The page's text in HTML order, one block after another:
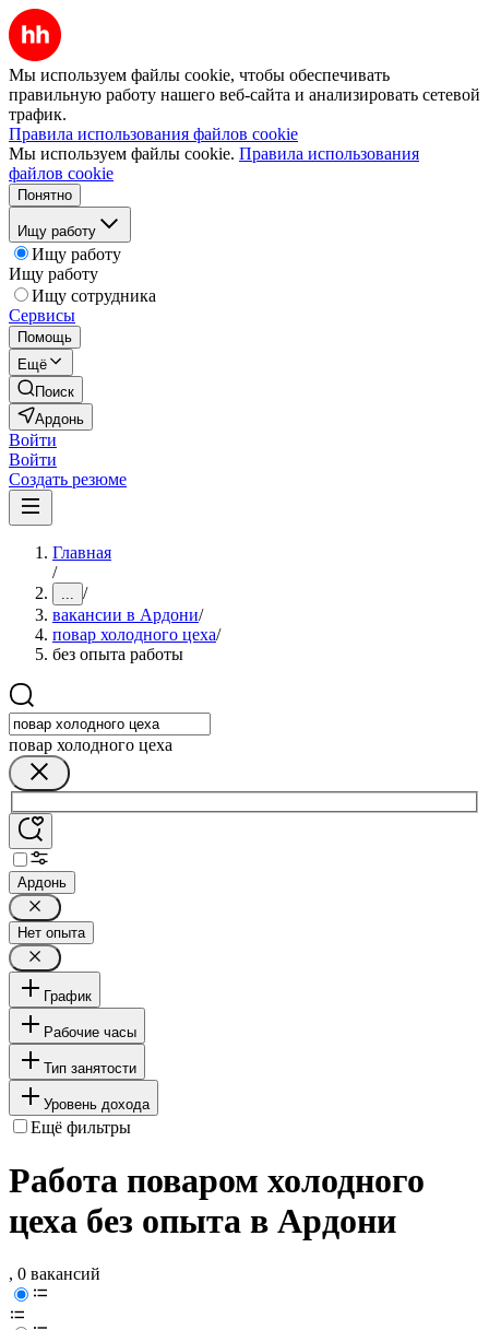
Мы используем файлы cookie, чтобы обеспечивать
правильную работу нашего веб-сайта и анализировать сетевой
трафик.
Правила использования файлов cookie
Мы используем файлы cookie. Правила использования
файлов cookie
Понятно
Ищу работу
Ищу работу
Ищу работу
Ищу сотрудника
Сервисы
Помощь
Ещё
Поиск
Ардонь
Войти
Войти
Создать резюме
Главная
/
... /
вакансии в Ардони/
повар холодного цеха/
без опыта работы
повар холодного цеха
Ардонь
Нет опыта
График
Рабочие часы
Тип занятости
Уровень дохода
Ещё фильтры
Работа поваром холодного
цеха без опыта в Ардони
, 0 вакансий